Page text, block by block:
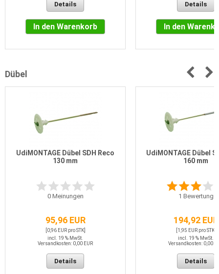
Details
In den Warenkorb
Details
In den
Dübel
UdiMONTAGE Dübel SDH Reco
130 mm
0Meinungen
95,96 EUR
[0,96 EUR pro STK]
incl. 19 % MwSt.
Versandkosten: 0,00 EUR
Details
UdiMONTAGE Dübel
160 mm
1 Bewertung
194,92 EUR
[1,95 EUR pro STK]
incl. 19 % MwSt.
Versandkosten: 0,00
Details